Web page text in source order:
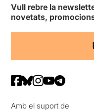
Vull rebre la
novetats,
Amb el suport de